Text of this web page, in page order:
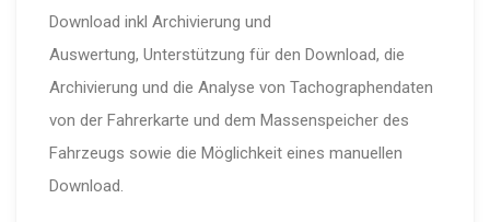
Download inkl Archivierung und
Auswertung, Unterstützung für den Download, die
Archivierung und die Analyse von Tachographendaten
von der Fahrerkarte und dem Massenspeicher des
Fahrzeugs sowie die Möglichkeit eines manuellen
Download.